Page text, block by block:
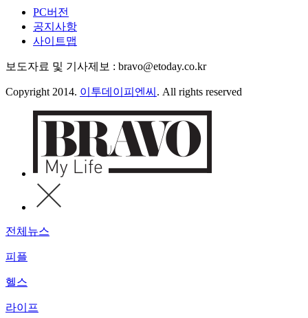
PC버전
공지사항
사이트맵
보도자료 및 기사제보 : bravo@etoday.co.kr
Copyright 2014. 이투데이피엔씨 . All rights reserved
전체뉴스
피플
헬스
라이프